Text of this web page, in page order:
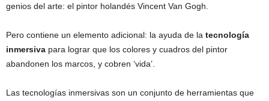
genios del arte: el pintor holandés Vincent Van Gogh.
Pero contiene un elemento adicional: la ayuda de la tecnología
inmersiva para lograr que los colores y cuadros del pintor
abandonen los marcos, y cobren ‘vida’.
Las tecnologías inmersivas son un conjunto de herramientas que